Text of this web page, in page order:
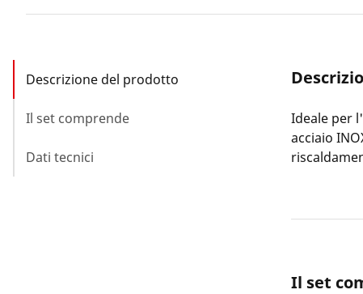
Descrizione del prodotto
Il set comprende
Dati tecnici
Ideale per
acciaio
Il set